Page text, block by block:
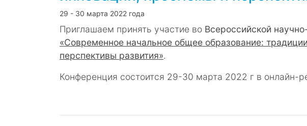
29 - 30 марта 2022 года
Приглашаем принять участие во Всероссийской
«Современное начальное общее образование:
перспективы развития».
Конференция состоится 29-30 марта 2022 г в онлайн-